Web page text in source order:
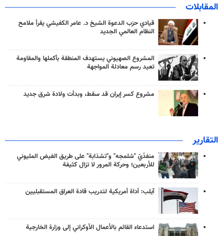
المقابلات
قيادي حزب الدعوة الشيخ د. عامر الكفيشي يقرأ ملامح
النظام العالمي الجديد
المشروع الصهيوني يستهدف المنطقة بأكملها والمقاومة
تعيد رسم معادلة المواجهة
مشروع كسر إيران قد سقط، وبدأت ولادة شرق جديد
التقارير
منفذَيّ "شلمجه" و"تشذابة" على طريق الفيض المليوني
للأربعين؛ وحركة المرور لا تزال كثيفة
آيلب: أداة أمريكية لتدريب قادة العراق المستقبليين
استدعاء القائم بالأعمال الأوكراني إلى وزارة الخارجية